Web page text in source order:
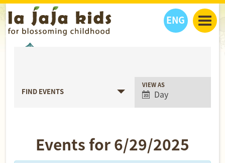
ENG
教學活動
人物專題
丫丫活動
親子好去處
健康生活館
學習成長路
聯絡
丫丫夥伴 + 友情連接
FIND EVENTS Event
Views
Navigation
VIEW AS
Day
Events for 6/29/2025